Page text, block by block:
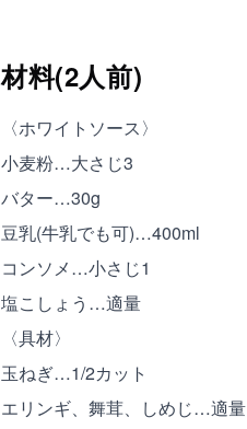
材料(2人前)
〈ホワイトソース〉
小麦粉…大さじ3
バター…30g
豆乳(牛乳でも可)…400ml
コンソメ…小さじ1
塩こしょう…適量
〈具材〉
玉ねぎ…1/2カット
エリンギ、舞茸、しめじ…適量